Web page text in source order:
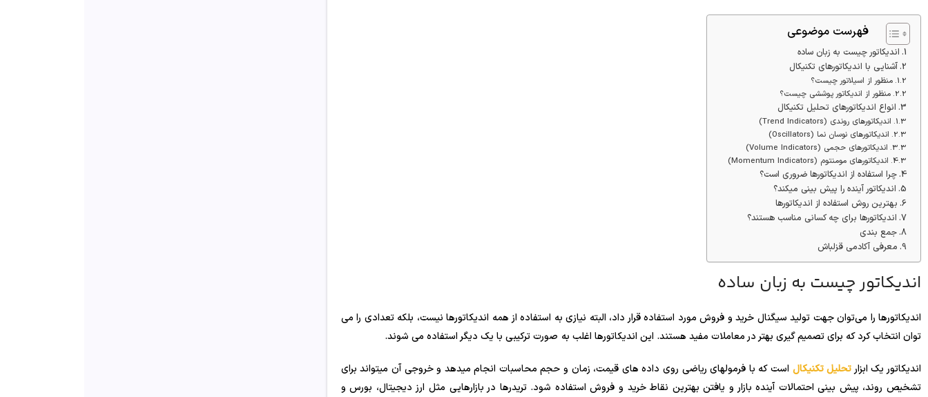
فهرست موضوعی
اندیکاتور چیست به زبان ساده
آشنایی با اندیکاتورهای تکنیکال
منظور از اسیلاتور چیست؟
منظور از اندیکاتور پوششی چیست؟
انواع اندیکاتورهای تحلیل تکنیکال
اندیکاتورهای روندی (Trend Indicators)
اندیکاتورهای نوسان نما (Oscillators)
اندیکاتورهای حجمی (Volume Indicators)
اندیکاتورهای مومنتوم (Momentum Indicators)
چرا استفاده از اندیکاتورها ضروری است؟
اندیکاتور آینده را پیش بینی میکند؟
بهترین روش استفاده از اندیکاتورها
اندیکاتورها برای چه کسانی مناسب هستند؟
جمع بندی
معرفی آکادمی قزلباش
اندیکاتور چیست به زبان ساده
اندیکاتورها را می‌توان جهت تولید سیگنال خرید و فروش مورد استفاده قرار داد، البته نیازی به استفاده از همه‌ اندیکاتور‌ها نیست، بلکه تعدادی را می
‌توان انتخاب کرد که برای تصمیم ‌گیری بهتر در معاملات مفید هستند. این اندیکاتور‌ها اغلب به صورت ترکیبی با یک ‌دیگر استفاده می‌ شوند.
اندیکاتور یک ابزار تحلیل تکنیکال است که با فرمولهای ریاضی روی داده های قیمت، زمان و حجم محاسبات انجام میدهد و خروجی آن میتواند برای
تشخیص روند، پیش بینی احتمالات آینده بازار و یافتن بهترین نقاط خرید و فروش استفاده شود. تریدرها در بازارهایی مثل ارز دیجیتال، بورس و